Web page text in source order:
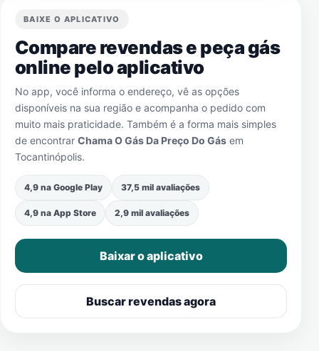
BAIXE O APLICATIVO
Compare revendas e peça gás
online pelo aplicativo
No app, você informa o endereço, vê as opções
disponíveis na sua região e acompanha o pedido com
muito mais praticidade. Também é a forma mais simples
de encontrar Chama O Gás Da Preço Do Gás em
Tocantinópolis.
4,9 na Google Play 37,5 mil avaliações
4,9 na App Store 2,9 mil avaliações
Baixar o aplicativo
Buscar revendas agora